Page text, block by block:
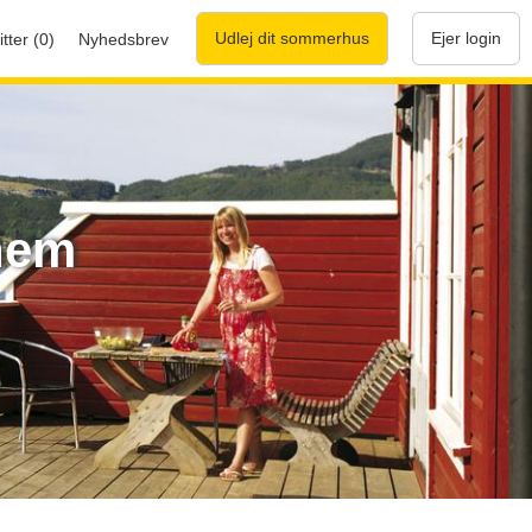
(0) Nyhedsbrev Udlej dit sommerhus Ejer login